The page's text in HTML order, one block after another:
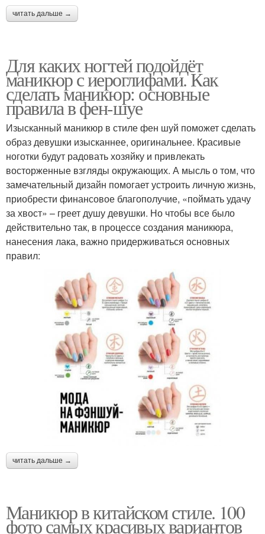
читать дальше →
Для каких ногтей подойдёт
маникюр с иероглифами. Как
сделать маникюр: основные
правила в фен-шуе
Изысканный маникюр в стиле фен шуй поможет сделать
образ девушки изысканнее, оригинальнее. Красивые
ноготки будут радовать хозяйку и привлекать
восторженные взгляды окружающих. А мысль о том, что
замечательный дизайн помогает устроить личную жизнь,
приобрести финансовое благополучие, «поймать удачу
за хвост» – греет душу девушки. Но чтобы все было
действительно так, в процессе создания маникюра,
нанесения лака, важно придерживаться основных
правил:
читать дальше →
Маникюр в китайском стиле. 100
фото самых красивых вариантов